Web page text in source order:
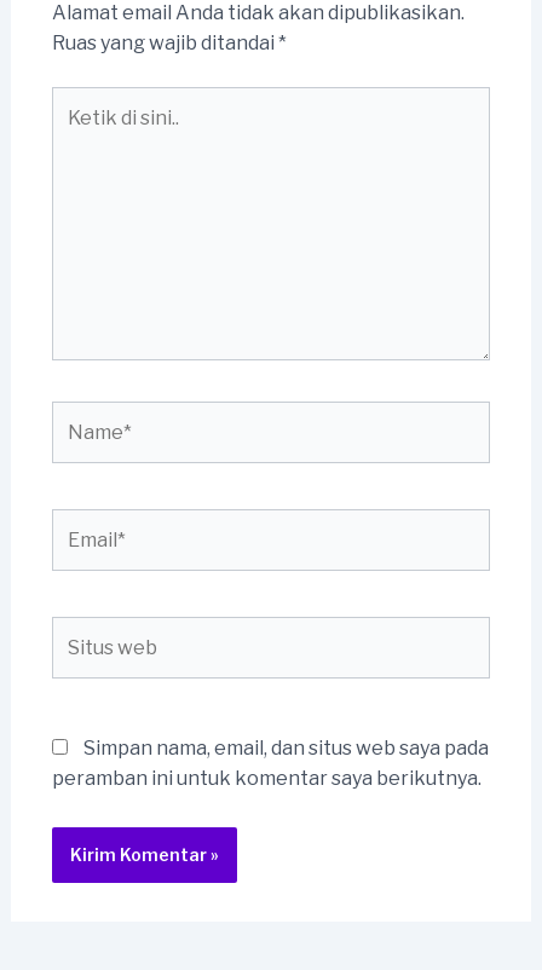
Alamat email Anda tidak akan dipublikasikan.
Ruas yang wajib ditandai *
web
Simpan nama, email, dan situs web saya pada
peramban ini untuk komentar saya berikutnya.